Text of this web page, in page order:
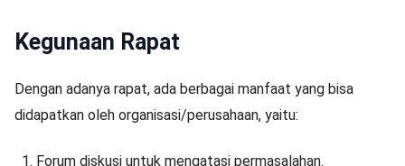
Kegunaan Rapat
Dengan adanya rapat, ada berbagai manfaat yang bisa
didapatkan oleh organisasi/perusahaan, yaitu:
Forum diskusi untuk mengatasi permasalahan.